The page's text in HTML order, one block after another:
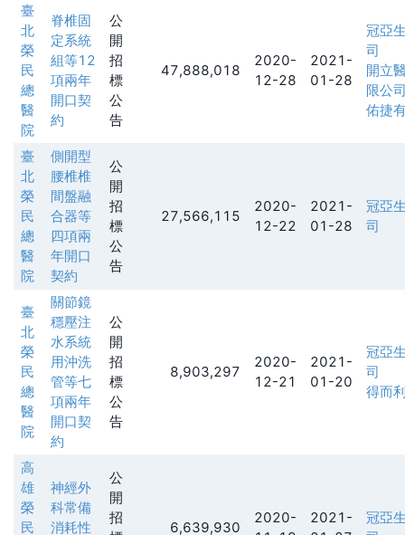
臺
北
榮
民
總
醫
院
脊椎固
定系統
組等12
項兩年
開口契
約
公
開
招
標
公
告
47,888,018
2020-
12-28
2021-
01-28
冠亞
司
開立
限公
佑捷
臺
北
榮
民
總
醫
院
側開型
腰椎椎
間盤融
合器等
四項兩
年開口
契約
公
開
招
標
公
告
27,566,115
2020-
12-22
2021-
01-28
冠亞
司
臺
北
榮
民
總
醫
院
關節鏡
穩壓注
水系統
用沖洗
管等七
項兩年
開口契
約
公
開
招
標
公
告
8,903,297
2020-
12-21
2021-
01-20
冠亞
司
得而
高
雄
榮
民
神經外
科常備
消耗性
公
開
招
6,639,930
2020-
2021-
冠亞